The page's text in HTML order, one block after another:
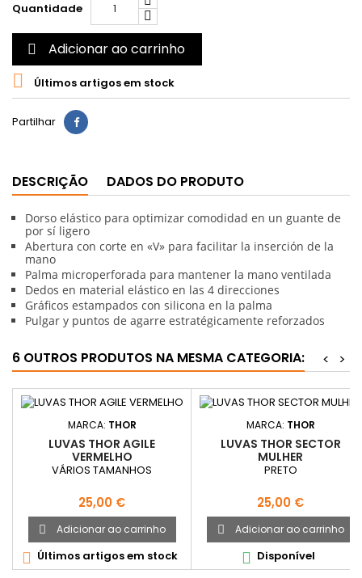
Quantidade
 Adicionar ao carrinho
 Últimos artigos em stock
Partilhar
DESCRIÇÃO DADOS DO PRODUTO
Dorso elástico para optimizar comodidad en un guante de
por sí ligero
Abertura con corte en «V» para facilitar la inserción de la
mano
Palma microperforada para mantener la mano ventilada
Dedos en material elástico en las 4 direcciones
Gráficos estampados con silicona en la palma
Pulgar y puntos de agarre estratégicamente reforzados
6 OUTROS PRODUTOS NA MESMA CATEGORIA: >
<
MARCA: THOR
LUVAS THOR AGILE
VERMELHO
VÁRIOS TAMANHOS
Preço
25,00 €
 Adicionar ao carrinho
 Últimos artigos em stock
MARCA: THOR
LUVAS THOR SECTOR
MULHER
PRETO
Preço
25,00 €
 Adicionar ao carrinho
 Disponível